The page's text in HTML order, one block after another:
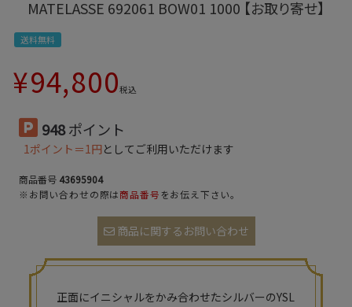
MATELASSE 692061 BOW01 1000 【お取り寄せ】
送料無料
¥94,800税込
948ポイント
1ポイント＝1円としてご利用いただけます
商品番号 43695904
※お問い合わせの際は商品番号をお伝え下さい。
商品に関するお問い合わせ
正面にイニシャルをかみ合わせたシルバーのYSL